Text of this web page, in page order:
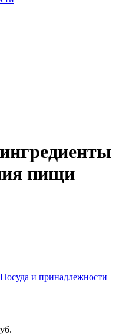
пищи
Посуда и принадлежности